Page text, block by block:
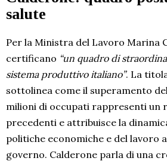
salute
Per la Ministra del Lavoro Marina
certificano “un quadro di
sistema produttivo italiano”. La
sottolinea come il superamento
milioni di occupati rappresenti un
precedenti e attribuisce la
politiche economiche e del lavoro
governo. Calderone parla di una